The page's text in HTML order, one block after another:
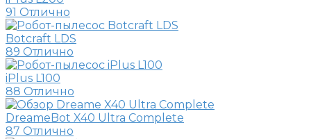
91 Отлично
Botcraft LDS
89 Отлично
iPlus L100
88 Отлично
DreameBot X40 Ultra Complete
87 Отлично